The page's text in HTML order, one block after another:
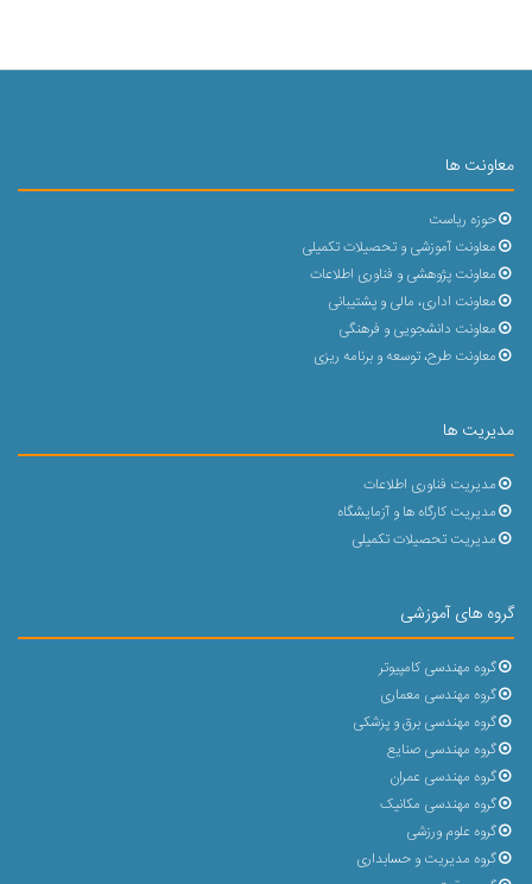
معاونت ها
حوزه ریاست
معاونت آموزشی و تحصیلات تکمیلی
معاونت پژوهشی و فناوری اطلاعات
معاونت اداری، مالی و پشتیبانی
معاونت دانشجویی و فرهنگی
معاونت طرح، توسعه و برنامه ریزی
مدیریت ها
مدیریت فناوری اطلاعات
مدیریت کارگاه ها و آزمایشگاه
مدیریت تحصیلات تکمیلی
گروه های آموزشی
گروه مهندسی کامپیوتر
گروه مهندسی معماری
گروه مهندسی برق و پزشکی
گروه مهندسی صنایع
گروه مهندسی عمران
گروه مهندسی مکانیک
گروه علوم ورزشی
گروه مدیریت و حسابداری